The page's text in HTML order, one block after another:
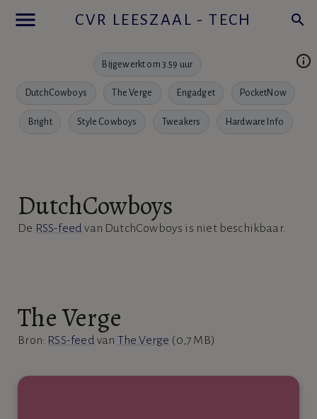
menu CVR LEESZAAL - TECH search
Bijgewerkt om 3.59 uur info_outline
DutchCowboys The Verge Engadget PocketNow
Bright Style Cowboys Tweakers Hardware Info
DutchCowboys
De RSS-feed van DutchCowboys is niet beschikbaar.
The Verge
Bron: RSS-feed van The Verge (0,7 MB)